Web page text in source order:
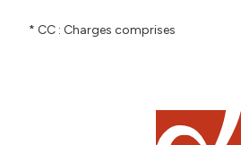
* CC : Charges comprises